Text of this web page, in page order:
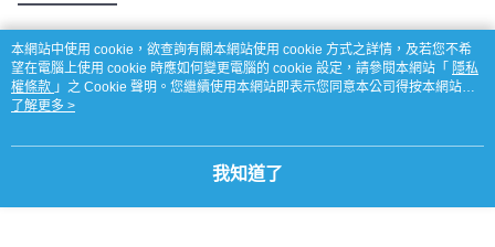
熱門標籤
本網站中使用 cookie，欲查詢有關本網站使用 cookie 方式之詳情，及若您不希
望在電腦上使用 cookie 時應如何變更電腦的 cookie 設定，請參閱本網站「 隱私
權條款 」之 Cookie 聲明。您繼續使用本網站即表示您同意本公司得按本網站使
用條款之 Cookie 聲明使用 cookie。
了解更多 >
我知道了